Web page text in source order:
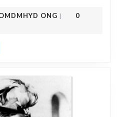
ONG |
0